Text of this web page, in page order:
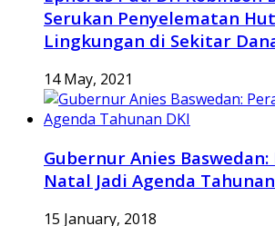
Serukan Penyelematan
Lingkungan di Sekitar
14 May, 2021
Gubernur Anies Baswedan:
Natal Jadi Agenda
15 January, 2018